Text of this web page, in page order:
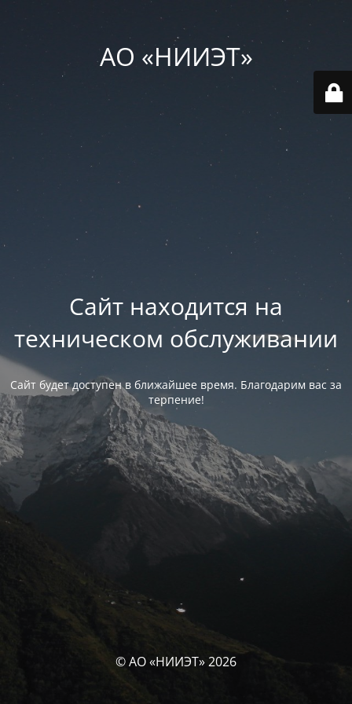
АО «НИИЭТ»
Сайт находится на
техническом обслуживании
Сайт будет доступен в ближайшее время. Благодарим вас за
терпение!
© АО «НИИЭТ» 2026